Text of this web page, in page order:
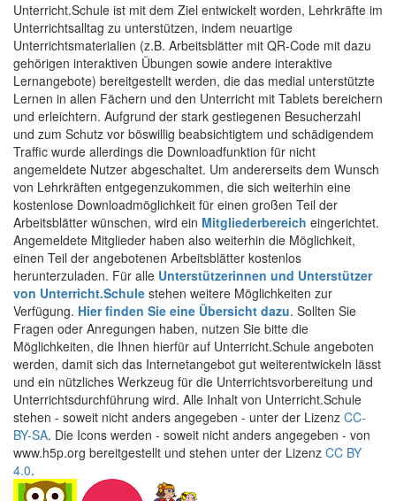
Unterricht.Schule ist mit dem Ziel entwickelt worden, Lehrkräfte im
Unterrichtsalltag zu unterstützen, indem neuartige
Unterrichtsmaterialien (z.B. Arbeitsblätter mit QR-Code mit dazu
gehörigen interaktiven Übungen sowie andere interaktive
Lernangebote) bereitgestellt werden, die das medial unterstützte
Lernen in allen Fächern und den Unterricht mit Tablets bereichern
und erleichtern. Aufgrund der stark gestiegenen Besucherzahl
und zum Schutz vor böswillig beabsichtigtem und schädigendem
Traffic wurde allerdings die Downloadfunktion für nicht
angemeldete Nutzer abgeschaltet. Um andererseits dem Wunsch
von Lehrkräften entgegenzukommen, die sich weiterhin eine
kostenlose Downloadmöglichkeit für einen großen Teil der
Arbeitsblätter wünschen, wird ein Mitgliederbereich eingerichtet.
Angemeldete Mitglieder haben also weiterhin die Möglichkeit,
einen Teil der angebotenen Arbeitsblätter kostenlos
herunterzuladen. Für alle Unterstützerinnen und Unterstützer
von Unterricht.Schule stehen weitere Möglichkeiten zur
Verfügung. Hier finden Sie eine Übersicht dazu. Sollten Sie
Fragen oder Anregungen haben, nutzen Sie bitte die
Möglichkeiten, die Ihnen hierfür auf Unterricht.Schule angeboten
werden, damit sich das Internetangebot gut weiterentwickeln lässt
und ein nützliches Werkzeug für die Unterrichtsvorbereitung und
Unterrichtsdurchführung wird. Alle Inhalt von Unterricht.Schule
stehen - soweit nicht anders angegeben - unter der Lizenz CC-
BY-SA. Die Icons werden - soweit nicht anders angegeben - von
www.h5p.org bereitgestellt und stehen unter der Lizenz CC BY
4.0.